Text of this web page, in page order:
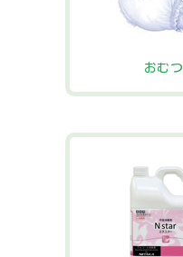
おむつ